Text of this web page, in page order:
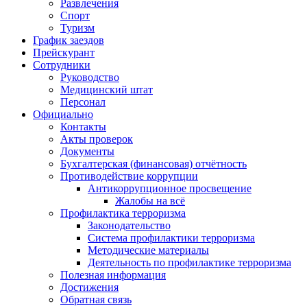
Развлечения
Спорт
Туризм
График заездов
Прейскурант
Сотрудники
Руководство
Медицинский штат
Персонал
Официально
Контакты
Акты проверок
Документы
Бухгалтерская (финансовая) отчётность
Противодействие коррупции
Антикоррупционное просвещение
Жалобы на всё
Профилактика терроризма
Законодательство
Система профилактики терроризма
Методические материалы
Деятельность по профилактике терроризма
Полезная информация
Достижения
Обратная связь